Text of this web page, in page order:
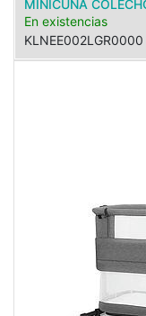
MINICUNA
En existencias
KLNEE002LGR0000